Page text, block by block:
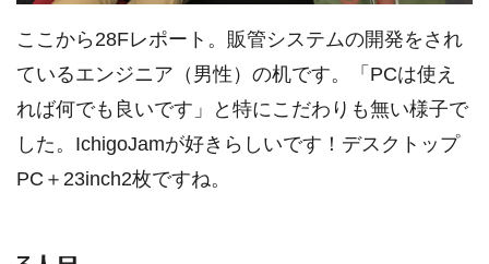
ここから28Fレポート。販管システムの開発をされ
ているエンジニア（男性）の机です。「PCは使え
れば何でも良いです」と特にこだわりも無い様子で
した。IchigoJamが好きらしいです！デスクトップ
PC＋23inch2枚ですね。